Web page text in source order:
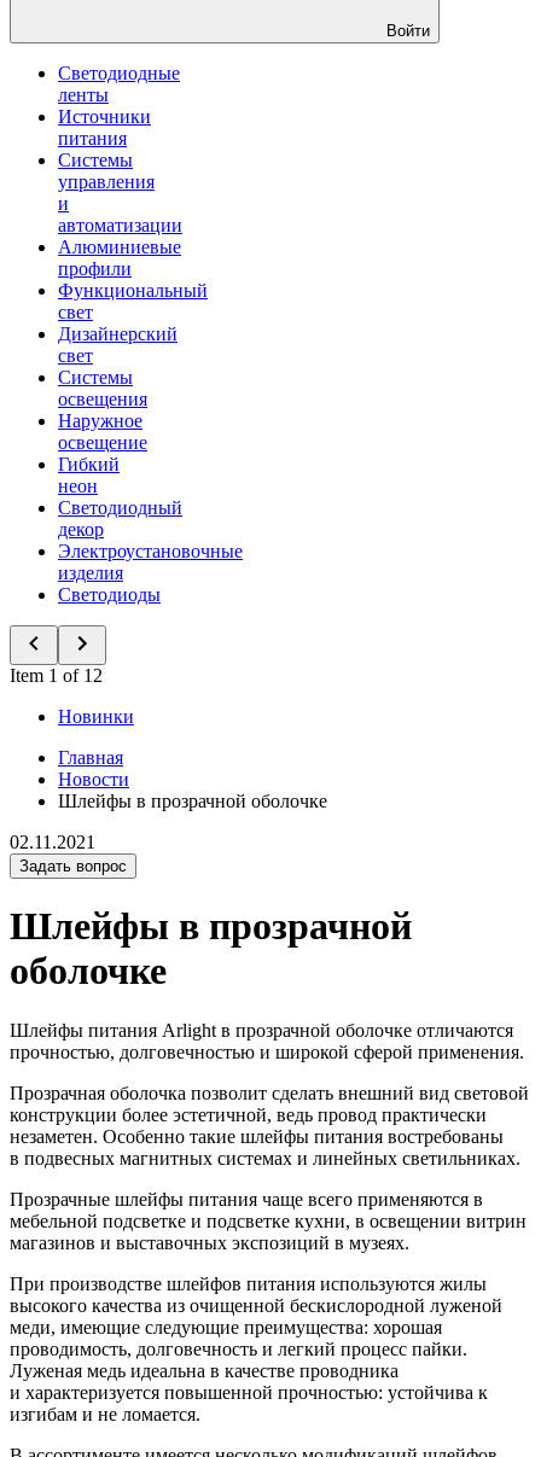
Войти
Светодиодные
ленты
Источники
питания
Системы
управления
и
автоматизации
Алюминиевые
профили
Функциональный
свет
Дизайнерский
свет
Системы
освещения
Наружное
освещение
Гибкий
неон
Светодиодный
декор
Электроустановочные
изделия
Светодиоды
Item 1 of 12
Новинки
Главная
Новости
Шлейфы в прозрачной оболочке
02.11.2021
Задать вопрос
Шлейфы в прозрачной
оболочке
Шлейфы питания Arlight в прозрачной оболочке отличаются
прочностью, долговечностью и широкой сферой применения.
Прозрачная оболочка позволит сделать внешний вид световой
конструкции более эстетичной, ведь провод практически
незаметен. Особенно такие шлейфы питания востребованы
в подвесных магнитных системах и линейных светильниках.
Прозрачные шлейфы питания чаще всего применяются в
мебельной подсветке и подсветке кухни, в освещении витрин
магазинов и выставочных экспозиций в музеях.
При производстве шлейфов питания используются жилы
высокого качества из очищенной бескислородной луженой
меди, имеющие следующие преимущества: хорошая
проводимость, долговечность и легкий процесс пайки.
Луженая медь идеальна в качестве проводника
и характеризуется повышенной прочностью: устойчива к
изгибам и не ломается.